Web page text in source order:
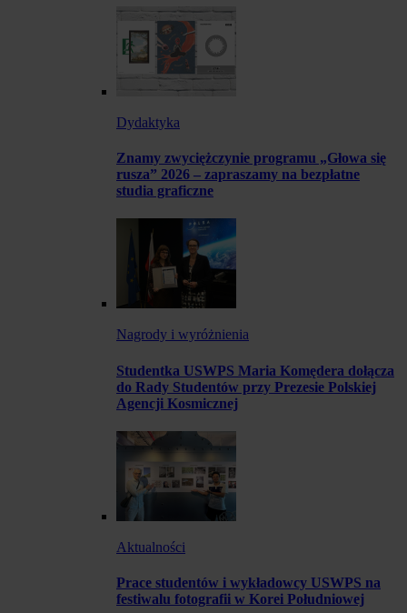
Dydaktyka
Znamy zwyciężczynie programu „Głowa się
rusza” 2026 – zapraszamy na bezpłatne
studia graficzne
Nagrody i wyróżnienia
Studentka USWPS Maria Komędera dołącza
do Rady Studentów przy Prezesie Polskiej
Agencji Kosmicznej
Aktualności
Prace studentów i wykładowcy USWPS na
festiwalu fotografii w Korei Południowej